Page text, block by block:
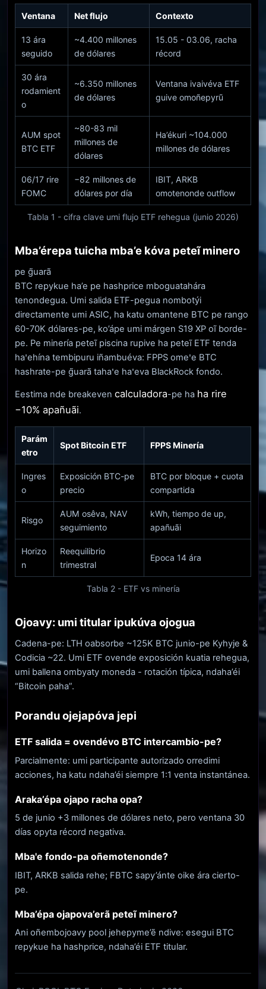
Tabla 1 - cifra clave umi flujo ETF rehegua (junio 2026)
Ventana Net flujo Contexto
13 ára
seguido
~4.400 millones
de dólares
15.05 - 03.06, racha
récord
30 ára
rodamient
o
~6.350 millones
de dólares
Ventana ivaivéva ETF
guive omoñepyrũ
AUM spot
BTC ETF
~80-83 mil
millones de
dólares
Ha’ékuri ~104.000
millones de dólares
06/17 rire
FOMC
−82 millones de
dólares por día
IBIT, ARKB
omotenonde outflow
Mba’érepa tuicha mba’e kóva peteĩ minero
pe g̃uarã
BTC repykue ha’e pe hashprice mboguatahára
tenondegua. Umi salida ETF-pegua nombotýi
directamente umi ASIC, ha katu omantene BTC pe rango
60-70K dólares-pe, ko’ápe umi márgen S19 XP oĩ borde-
pe. Pe minería peteĩ piscina rupive ha peteĩ ETF tenda
haꞌehína tembipuru iñambuéva: FPPS omeꞌe BTC
hashrate-pe g̃uarã tahaꞌe haꞌeva BlackRock fondo.
Eestima nde breakeven calculadora-pe ha ha rire
−10% apañuãi.
Tabla 2 - ETF vs minería
Parám
etro
Spot Bitcoin ETF FPPS Minería
Ingres
o
Exposición BTC-pe
precio
BTC por bloque + cuota
compartida
Risgo
AUM osêva, NAV
seguimiento
kWh, tiempo de up,
apañuãi
Horizo
n
Reequilibrio
trimestral
Epoca 14 ára
Ojoavy: umi titular ipukúva ojogua
Cadena-pe: LTH oabsorbe ~125K BTC junio-pe Kyhyje &
Codicia ~22. Umi ETF ovende exposición kuatia rehegua,
umi ballena ombyaty moneda - rotación típica, ndaha’éi
“Bitcoin paha”.
Porandu ojejapóva jepi
ETF salida = ovendévo BTC intercambio-pe?
Parcialmente: umi participante autorizado orredimi
acciones, ha katu ndaha’éi siempre 1:1 venta instantánea.
Araka’épa ojapo racha opa?
5 de junio +3 millones de dólares neto, pero ventana 30
días opyta récord negativa.
Mba'e fondo-pa oñemotenonde?
IBIT, ARKB salida rehe; FBTC sapy’ánte oike ára cierto-
pe.
Mba’épa ojapova’erã peteĩ minero?
Ani oñembojoavy pool jehepyme’ẽ ndive: esegui BTC
repykue ha hashprice, ndaha’éi ETF titular.